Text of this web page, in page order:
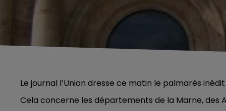
Le journal l’Union dresse ce matin le palmarès
Cela concerne les départements de la Marne, des